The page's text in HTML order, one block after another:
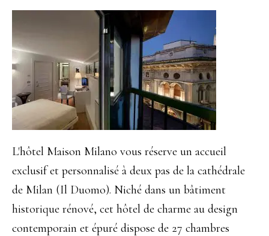
L'hôtel Maison Milano vous réserve un accueil
exclusif et personnalisé à deux pas de la cathédrale
de Milan (Il Duomo). Niché dans un bâtiment
historique rénové, cet hôtel de charme au design
contemporain et épuré dispose de 27 chambres